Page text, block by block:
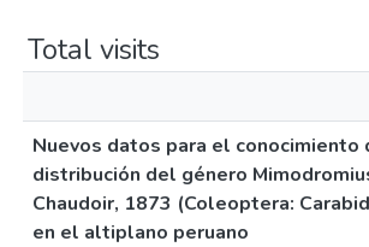
Total visits
Nuevos datos para el conocimiento
distribución del género
Chaudoir, 1873 (Coleoptera:
en el altiplano peruano